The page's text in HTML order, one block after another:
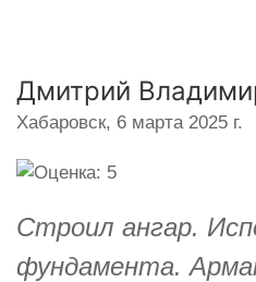
Дмитрий
Хабаровск, 6 марта 2025 г.
Строил ангар.
фундамента.